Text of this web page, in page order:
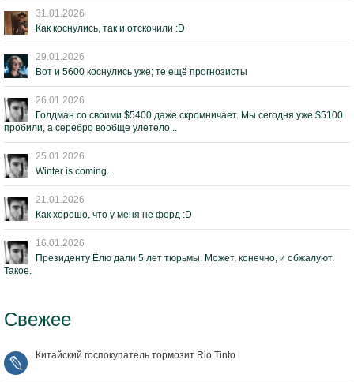
31.01.2026
Как коснулись, так и отскочили :D
29.01.2026
Вот и 5600 коснулись уже; те ещё прогнозисты
26.01.2026
Голдман со своими $5400 даже скромничает. Мы сегодня уже $5100
пробили, а серебро вообще улетело...
25.01.2026
Winter is coming...
21.01.2026
Как хорошо, что у меня не форд :D
16.01.2026
Президенту Ёлю дали 5 лет тюрьмы. Может, конечно, и обжалуют.
Такое.
Свежее
Китайский госпокупатель тормозит Rio Tinto